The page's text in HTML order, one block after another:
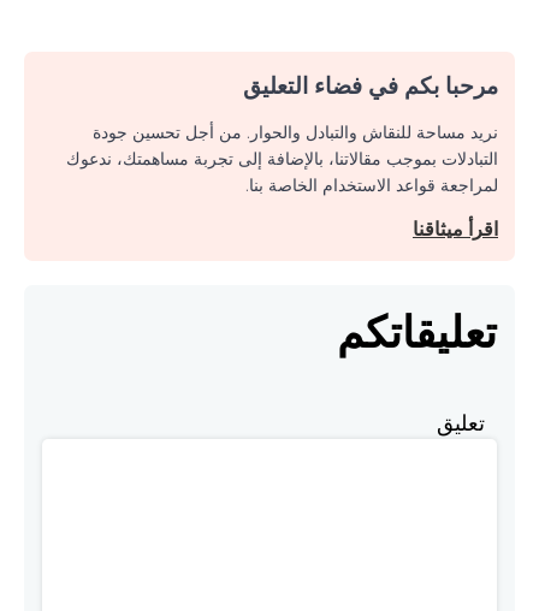
مرحبا بكم في فضاء التعليق
نريد مساحة للنقاش والتبادل والحوار. من أجل تحسين جودة
التبادلات بموجب مقالاتنا، بالإضافة إلى تجربة مساهمتك، ندعوك
لمراجعة قواعد الاستخدام الخاصة بنا.
اقرأ ميثاقنا
تعليقاتكم
تعليق